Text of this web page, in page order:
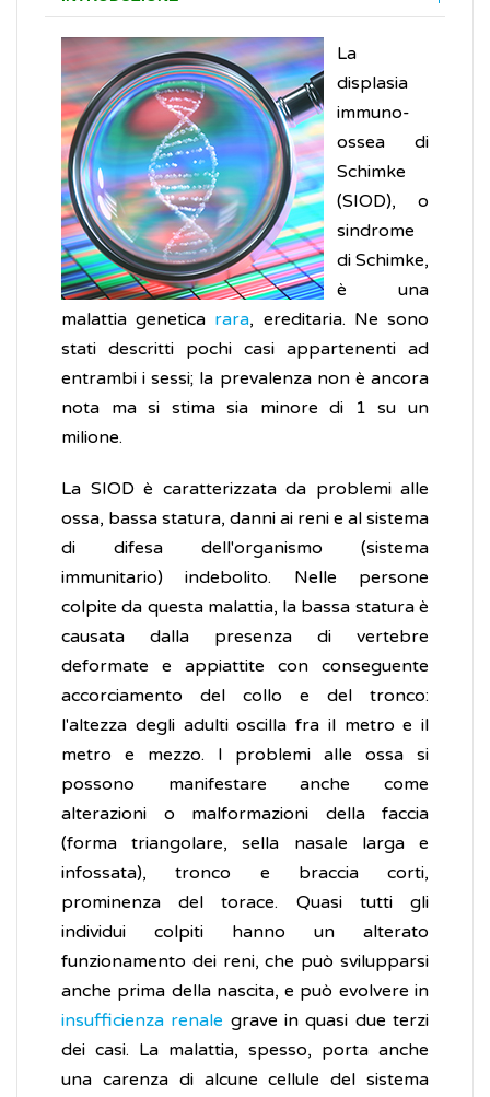
La
displasia
immuno-
ossea di
Schimke
(SIOD), o
sindrome
di Schimke,
è una
malattia genetica rara, ereditaria. Ne sono
stati descritti pochi casi appartenenti ad
entrambi i sessi; la prevalenza non è ancora
nota ma si stima sia minore di 1 su un
milione.
La SIOD è caratterizzata da problemi alle
ossa, bassa statura, danni ai reni e al sistema
di difesa dell'organismo (sistema
immunitario) indebolito. Nelle persone
colpite da questa malattia, la bassa statura è
causata dalla presenza di vertebre
deformate e appiattite con conseguente
accorciamento del collo e del tronco:
l'altezza degli adulti oscilla fra il metro e il
metro e mezzo. I problemi alle ossa si
possono manifestare anche come
alterazioni o malformazioni della faccia
(forma triangolare, sella nasale larga e
infossata), tronco e braccia corti,
prominenza del torace. Quasi tutti gli
individui colpiti hanno un alterato
funzionamento dei reni, che può svilupparsi
anche prima della nascita, e può evolvere in
insufficienza renale grave in quasi due terzi
dei casi. La malattia, spesso, porta anche
una carenza di alcune cellule del sistema